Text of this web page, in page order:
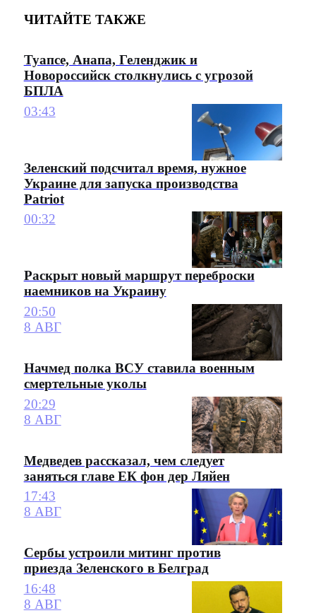
ЧИТАЙТЕ ТАКЖЕ
Туапсе, Анапа, Геленджик и
Новороссийск столкнулись с угрозой
БПЛА
03:43
Зеленский подсчитал время, нужное
Украине для запуска производства
Patriot
00:32
Раскрыт новый маршрут переброски
наемников на Украину
20:50
8 АВГ
Начмед полка ВСУ ставила военным
смертельные уколы
20:29
8 АВГ
Медведев рассказал, чем следует
заняться главе ЕК фон дер Ляйен
17:43
8 АВГ
Сербы устроили митинг против
приезда Зеленского в Белград
16:48
8 АВГ